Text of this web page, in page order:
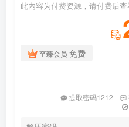
此内容为付费资源，请付费后查
至臻会员 免费
提取密码1212